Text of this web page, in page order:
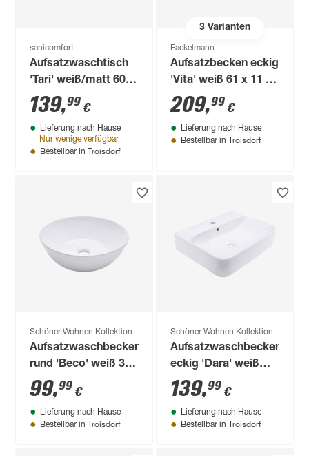
sanicomfort
Aufsatzwaschtisch
'Tari' weiß/matt 60 x
40 x 18 cm
139,99 €
Lieferung nach Hause
Nur wenige verfügbar
Bestellbar in Troisdorf
3Varianten
Fackelmann
Aufsatzbecken eckig
'Vita' weiß 61 x 11 x
41 cm
209,99 €
Lieferung nach Hause
Bestellbar in Troisdorf
Schöner Wohnen Kollektion
Aufsatzwaschbecken
rund 'Beco' weiß 38
x 12 x 38 cm
99,99 €
Lieferung nach Hause
Bestellbar in Troisdorf
Schöner Wohnen Kollektion
Aufsatzwaschbecken
eckig 'Dara' weiß
60.5 x 15 x 47 cm
139,99 €
Lieferung nach Hause
Bestellbar in Troisdorf